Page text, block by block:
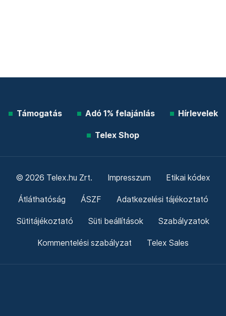
Támogatás Adó 1% felajánlás Hírlevelek
Telex Shop
© 2026 Telex.hu Zrt. Impresszum Etikai kódex
Átláthatóság ÁSZF Adatkezelési tájékoztató
Sütitájékoztató Süti beállítások Szabályzatok
Kommentelési szabályzat Telex Sales